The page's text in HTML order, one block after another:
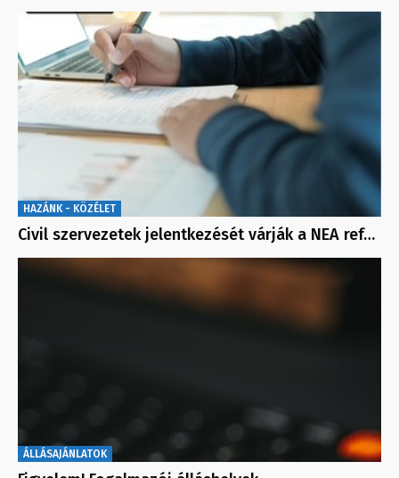
HAZÁNK - KÖZÉLET
Civil szervezetek jelentkezését várják a NEA ref…
ÁLLÁSAJÁNLATOK